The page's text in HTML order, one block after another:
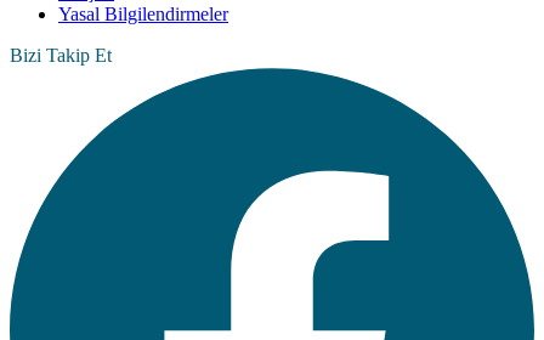
Yasal Bilgilendirmeler
Bizi Takip Et